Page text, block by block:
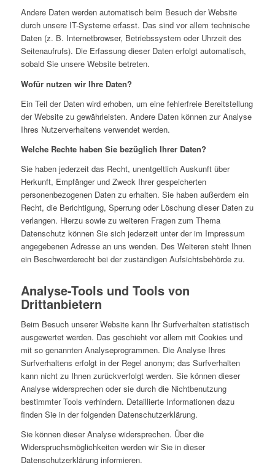
Andere Daten werden automatisch beim Besuch der Website
durch unsere IT-Systeme erfasst. Das sind vor allem technische
Daten (z. B. Internetbrowser, Betriebssystem oder Uhrzeit des
Seitenaufrufs). Die Erfassung dieser Daten erfolgt automatisch,
sobald Sie unsere Website betreten.
Wofür nutzen wir Ihre Daten?
Ein Teil der Daten wird erhoben, um eine fehlerfreie Bereitstellung
der Website zu gewährleisten. Andere Daten können zur Analyse
Ihres Nutzerverhaltens verwendet werden.
Welche Rechte haben Sie bezüglich Ihrer Daten?
Sie haben jederzeit das Recht, unentgeltlich Auskunft über
Herkunft, Empfänger und Zweck Ihrer gespeicherten
personenbezogenen Daten zu erhalten. Sie haben außerdem ein
Recht, die Berichtigung, Sperrung oder Löschung dieser Daten zu
verlangen. Hierzu sowie zu weiteren Fragen zum Thema
Datenschutz können Sie sich jederzeit unter der im Impressum
angegebenen Adresse an uns wenden. Des Weiteren steht Ihnen
ein Beschwerderecht bei der zuständigen Aufsichtsbehörde zu.
Analyse-Tools und Tools von
Drittanbietern
Beim Besuch unserer Website kann Ihr Surfverhalten statistisch
ausgewertet werden. Das geschieht vor allem mit Cookies und
mit so genannten Analyseprogrammen. Die Analyse Ihres
Surfverhaltens erfolgt in der Regel anonym; das Surfverhalten
kann nicht zu Ihnen zurückverfolgt werden. Sie können dieser
Analyse widersprechen oder sie durch die Nichtbenutzung
bestimmter Tools verhindern. Detaillierte Informationen dazu
finden Sie in der folgenden Datenschutzerklärung.
Sie können dieser Analyse widersprechen. Über die
Widerspruchsmöglichkeiten werden wir Sie in dieser
Datenschutzerklärung informieren.